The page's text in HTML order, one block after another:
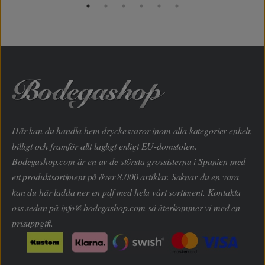
Här kan du handla hem dryckesvaror inom alla kategorier enkelt,
billigt och framför allt lagligt enligt EU-domstolen.
Bodegashop.com är en av de största grossisterna i Spanien med
ett produktsortiment på över 8.000 artiklar. Saknar du en vara
kan du här ladda ner en pdf med hela vårt sortiment. Kontakta
oss sedan på info@bodegashop.com så återkommer vi med en
prisuppgift.